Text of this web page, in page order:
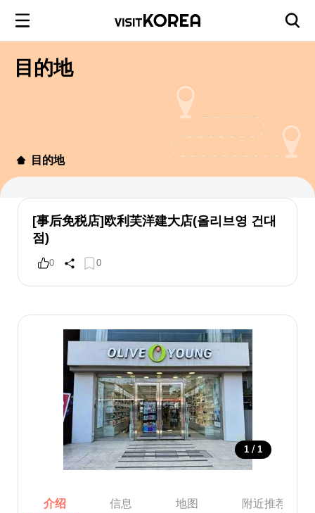
目的地
目的地
[事后免税店]欧利芙洋建大店(올리브영 건대
점)
0 0
1 / 1
介绍 信息 地图 附近推荐景点